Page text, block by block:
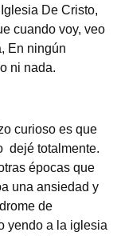
De Cristo,
cuando voy, veo
En ningún
ni nada.
curioso es que
dejé totalmente.
épocas que
una ansiedad y
de
yendo a la iglesia